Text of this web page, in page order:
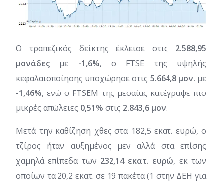
Ο τραπεζικός δείκτης έκλεισε στις 2.588,95
μονάδες με -1,6%, ο FTSE της υψηλής
κεφαλαιοποίησης υποχώρησε στις 5.664,8 μον. με
-1,46%, ενώ ο FTSEM της μεσαίας κατέγραψε πιο
μικρές απώλειες 0,51% στις 2.843,6 μον.
Μετά την καθίζηση χθες στα 182,5 εκατ. ευρώ, ο
τζίρος ήταν αυξημένος μεν αλλά στα επίσης
χαμηλά επίπεδα των 232,14 εκατ. ευρώ, εκ των
οποίων τα 20,2 εκατ. σε 19 πακέτα (1 στην ΔΕΗ για